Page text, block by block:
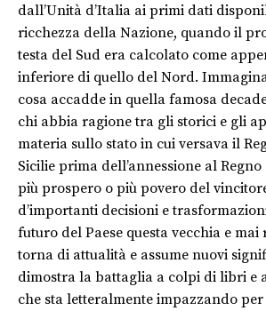
dall’Unità d’Italia ai primi dati
ricchezza della Nazione, quando il
testa del Sud era calcolato come
inferiore di quello del Nord.
cosa accadde in quella famosa
chi abbia ragione tra gli storici e gli
materia sullo stato in cui versava il
Sicilie prima dell’annessione al
più prospero o più povero del
d’importanti decisioni e
futuro del Paese questa vecchia e mai
torna di attualità e assume nuovi
dimostra la battaglia a colpi di libri e
che sta letteralmente impazzando